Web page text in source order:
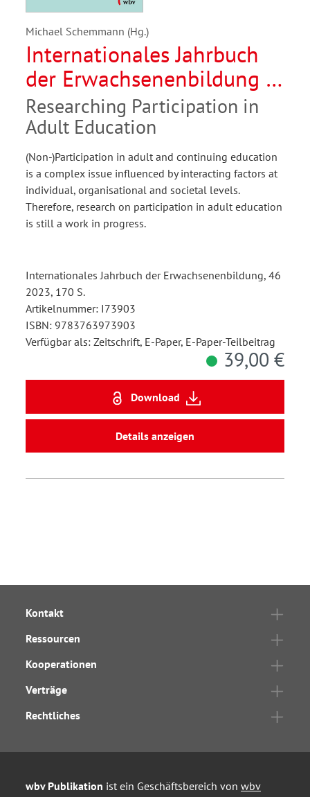
Michael Schemmann (Hg.)
Internationales Jahrbuch
der Erwachsenenbildung /
International Yearbook of
Adult Education 2023
Researching Participation in
Adult Education
(Non-)Participation in adult and continuing education
is a complex issue influenced by interacting factors at
individual, organisational and societal levels.
Therefore, research on participation in adult education
is still a work in progress.
Internationales Jahrbuch der Erwachsenenbildung, 46
2023, 170 S.
Artikelnummer: I73903
ISBN: 9783763973903
Verfügbar als: Zeitschrift, E-Paper, E-Paper-Teilbeitrag
39,00 €
Download
Details anzeigen
Kontakt
Ressourcen
Kooperationen
Verträge
Rechtliches
wbv Publikation ist ein Geschäftsbereich von wbv